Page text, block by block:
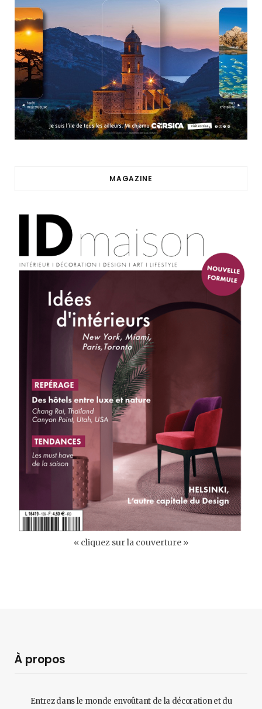
MAGAZINE
« cliquez sur la couverture »
À propos
Entrez dans le monde envoûtant de la décoration et du